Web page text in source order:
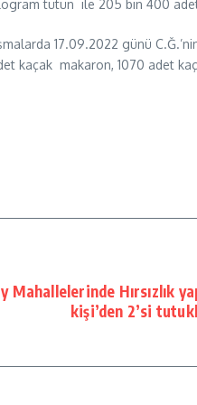
tütün ile 205 bin 400
17.09.2022 günü
kaçak makaron, 1070 adet
Hırsızlık
kişi’den 2’si